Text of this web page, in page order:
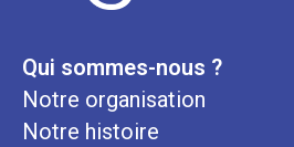
Qui sommes-nous ?
Notre organisation
Notre histoire